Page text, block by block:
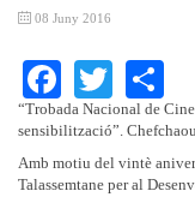
08 Juny 2016
Facebook
“Trobada Nacional de
sensibilització”.
Amb motiu del vintè
Talassemtane per al